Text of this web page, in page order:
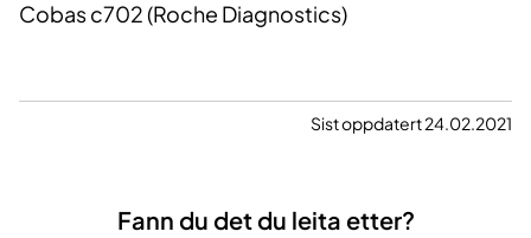
Cobas c702 (Roche Diagnostics)
Sist oppdatert 24.02.2021
Fann du det du leita etter?